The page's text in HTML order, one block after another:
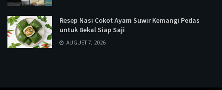
Resep Nasi Cokot Ayam Suwir Kemangi Pedas
untuk Bekal Siap Saji
AUGUST 7, 2026